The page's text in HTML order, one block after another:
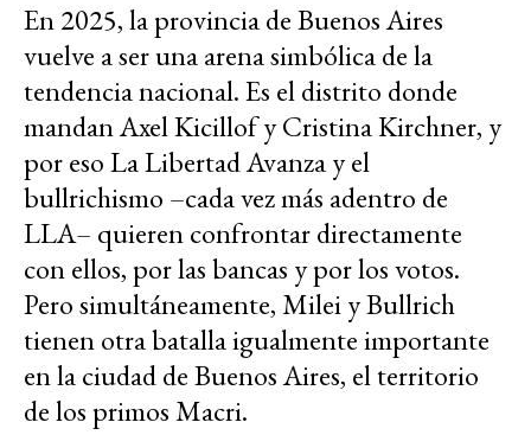
En 2025, la provincia de Buenos Aires
vuelve a ser una arena simbólica de la
tendencia nacional. Es el distrito donde
mandan Axel Kicillof y Cristina Kirchner, y
por eso La Libertad Avanza y el
bullrichismo –cada vez más adentro de
LLA– quieren confrontar directamente
con ellos, por las bancas y por los votos.
Pero simultáneamente, Milei y Bullrich
tienen otra batalla igualmente importante
en la ciudad de Buenos Aires, el territorio
de los primos Macri.